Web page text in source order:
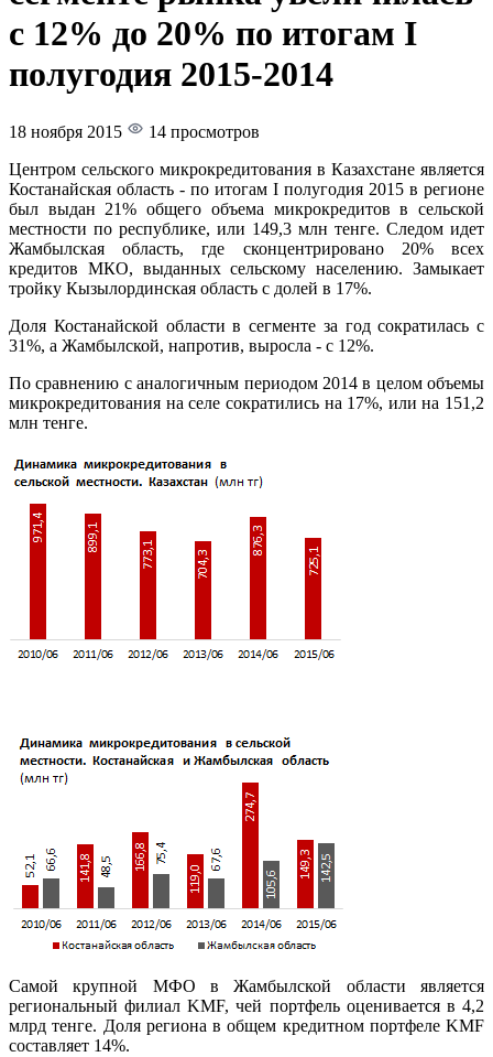
с 12% до 20% по итогам I
полугодия 2015-2014
18 ноября 2015
14 просмотров
Центром сельского микрокредитования в Казахстане является
Костанайская область - по итогам I полугодия 2015 в регионе
был выдан 21% общего объема микрокредитов в сельской
местности по республике, или 149,3 млн тенге. Следом идет
Жамбылская область, где сконцентрировано 20% всех
кредитов МКО, выданных сельскому населению. Замыкает
тройку Кызылординская область с долей в 17%.
Доля Костанайской области в сегменте за год сократилась с
31%, а Жамбылской, напротив, выросла - с 12%.
По сравнению с аналогичным периодом 2014 в целом объемы
микрокредитования на селе сократились на 17%, или на 151,2
млн тенге.
Самой крупной МФО в Жамбылской области является
региональный филиал KMF, чей портфель оценивается в 4,2
млрд тенге. Доля региона в общем кредитном портфеле KMF
составляет 14%.